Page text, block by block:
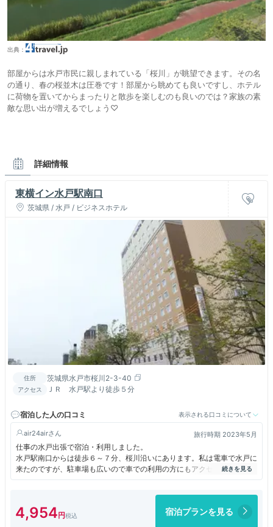
出典：
部屋からは水戸市民に親しまれている「桜川」が眺望できます。その名
の通り、春の桜並木は圧巻です！部屋から眺めても良いですし、ホテル
に荷物を置いてからまったりと散歩を楽しむのも良いのでは？家族の素
敵な思い出が増えるでしょう♡
詳細情報
東横イン水戸駅南口
茨城県 / 水戸 / ビジネスホテル
住所 茨城県水戸市桜川2-3-40
アクセス ＪＲ 水戸駅より徒歩５分
宿泊した人の口コミ 表示される口コミについて
air24air 旅行時期 2023年5月
仕事の水戸出張で宿泊・利用しました。
水戸駅南口からは徒歩６～７分、桜川沿いにあります。私は電車で水戸に
来たのですが、駐車場も広いので車での利用の方にもアクセスは便利だと
思います。ホテルの周辺にお店は少ないですが、水戸駅前まで行けばコン
ベッドサイズは大きかったですし、部屋自体の広さもわりとあって快適で
した。ユニットバスも含めてしっかりと整えられていて清潔感も良かった
4,954 宿泊プランを見る